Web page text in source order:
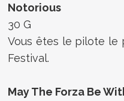
Notorious
30 G
Vous êtes le pilote le
Festival.
May The Forza Be